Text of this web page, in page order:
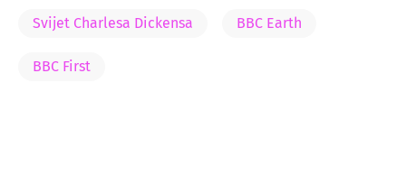
Svijet Charlesa Dickensa BBC Earth
BBC First